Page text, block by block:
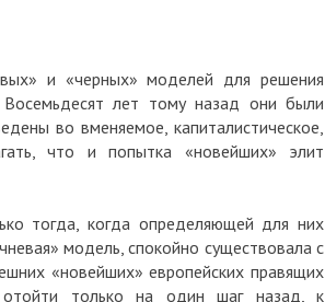
и «черных» моделей для решения
Восемьдесят лет тому назад они были
во вменяемое, капиталистическое,
что и попытка «новейших» элит
тогда, когда определяющей для них
модель, спокойно существовала с
«новейших» европейских правящих
отойти только на один шаг назад, к